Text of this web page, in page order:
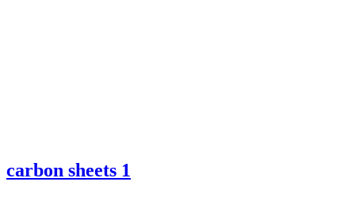
carbon sheets 1